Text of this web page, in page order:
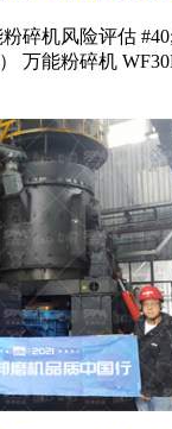
碎机风险评估
万能粉碎机